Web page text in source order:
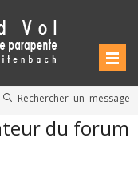
Rechercher un message
du forum